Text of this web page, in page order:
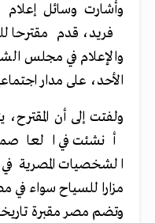
وأشارت وسائل
فريد، قدم مقترحا
والإعلام في مجلس
الأحد، على مدار
ولفتت إلى أن
أنشئت في
الشخصيات المصرية
مزارا للسياح سواء في
وتضم مصر مقبرة